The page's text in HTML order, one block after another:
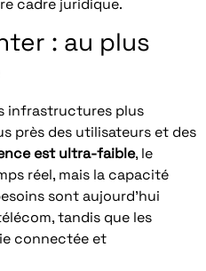
cadre juridique.
: au plus
infrastructures plus
près des utilisateurs et des
est ultra-faible, le
réel, mais la capacité
sont aujourd’hui
tandis que les
connectée et